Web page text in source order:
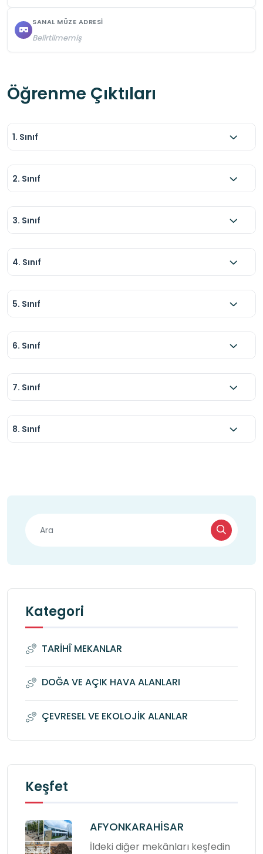
SANAL MÜZE ADRESI
Belirtilmemiş
Öğrenme Çıktıları
1. Sınıf
2. Sınıf
3. Sınıf
4. Sınıf
5. Sınıf
6. Sınıf
7. Sınıf
8. Sınıf
Kategori
TARİHÎ MEKANLAR
DOĞA VE AÇIK HAVA ALANLARI
ÇEVRESEL VE EKOLOJİK ALANLAR
Keşfet
AFYONKARAHİSAR
İldeki diğer mekânları keşfedin